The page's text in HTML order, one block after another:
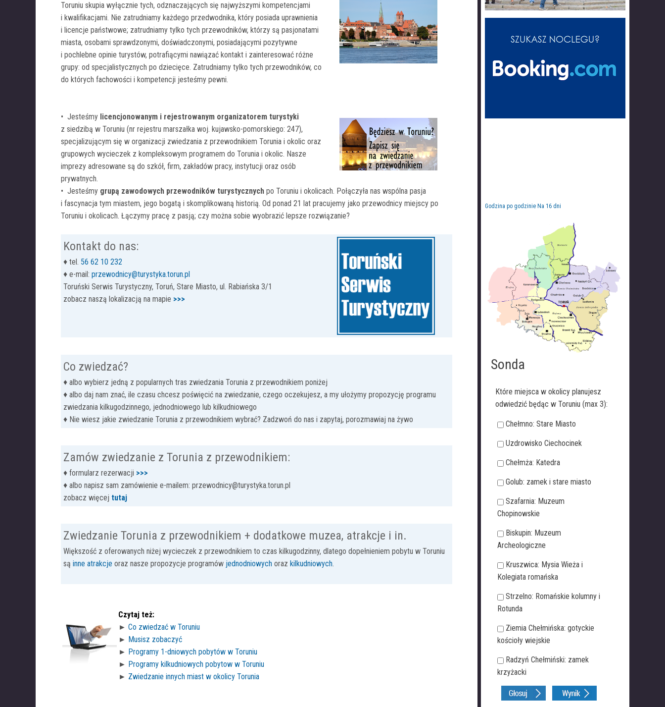
Toruniu skupia wyłącznie tych, odznaczających się najwyższymi kompetencjami
i kwalifikacjami. Nie zatrudniamy każdego przedwodnika, który posiada uprawnienia
i licencje państwowe; zatrudniamy tylko tych przewodników, którzy są pasjonatami
miasta, osobami sprawdzonymi, doświadczonymi, posiadającymi pozytywne
i pochlebne opinie turystów, potrafiącymi nawiązać kontakt i zainteresować różne
grupy: od specjalistycznych po dziecięce. Zatrudniamy tylko tych przewodników, co
do których fachowości i kompetencji jesteśmy pewni.
• Jesteśmy licencjonowanym i rejestrowanym organizatorem turystyki
z siedzibą w Toruniu (nr rejestru marszałka woj. kujawsko-pomorskiego: 247),
specjalizującym się w organizacji zwiedzania z przewodnikiem Torunia i okolic oraz
grupowych wycieczek z kompleksowym programem do Torunia i okolic. Nasze
imprezy adresowane są do szkół, firm, zakładów pracy, instytucji oraz osób
prywatnych.
• Jesteśmy grupą zawodowych przewodników turystycznych po Toruniu i okolicach. Połączyła nas wspólna pasja
i fascynacja tym miastem, jego bogatą i skomplikowaną historią. Od ponad 21 lat pracujemy jako przewodnicy miejscy po
Toruniu i okolicach. Łączymy pracę z pasją; czy można sobie wyobrazić lepsze rozwiązanie?
Kontakt do nas:
♦ tel. 56 62 10 232
♦ e-mail: przewodnicy@turystyka.torun.pl
Toruński Serwis Turystyczny, Toruń, Stare Miasto, ul. Rabiańska 3/1
zobacz naszą lokalizacją na mapie >>>
Co zwiedzać?
♦ albo wybierz jedną z popularnych tras zwiedzania Torunia z przewodnikiem poniżej
♦ albo daj nam znać, ile czasu chcesz poświęcić na zwiedzanie, czego oczekujesz, a my ułożymy propozycję programu
zwiedzania kilkugodzinnego, jednodniowego lub kilkudniowego
♦ Nie wiesz jakie zwiedzanie Torunia z przewodnikiem wybrać? Zadzwoń do nas i zapytaj, porozmawiaj na żywo
Zamów zwiedzanie z Torunia z przewodnikiem:
♦ formularz rezerwacji >>>
♦ albo napisz sam zamówienie e-mailem: przewodnicy@turystyka.torun.pl
zobacz więcej tutaj
Zwiedzanie Torunia z przewodnikiem + dodatkowe muzea, atrakcje i in.
Większość z oferowanych niżej wycieczek z przewodnikiem to czas kilkugodzinny, dlatego dopełnieniem pobytu w Toruniu
są inne atrakcje oraz nasze propozycje programów jednodniowych oraz kilkudniowych.
Czytaj też:
► Co zwiedzać w Toruniu
► Musisz zobaczyć
► Programy 1-dniowych pobytów w Toruniu
► Programy kilkudniowych pobytow w Toruniu
► Zwiedzanie innych miast w okolicy Torunia
Godzina po godzinie Na 16 dni
Sonda
Które miejsca w okolicy planujesz
odwiedzić będąc w Toruniu (max 3):
Chełmno: Stare Miasto
Uzdrowisko Ciechocinek
Chełmża: Katedra
Golub: zamek i stare miasto
Szafarnia: Muzeum
Chopinowskie
Biskupin: Muzeum
Archeologiczne
Kruszwica: Mysia Wieża i
Kolegiata romańska
Strzelno: Romańskie kolumny i
Rotunda
Ziemia Chełmińska: gotyckie
kościoły wiejskie
Radzyń Chełmiński: zamek
krzyżacki